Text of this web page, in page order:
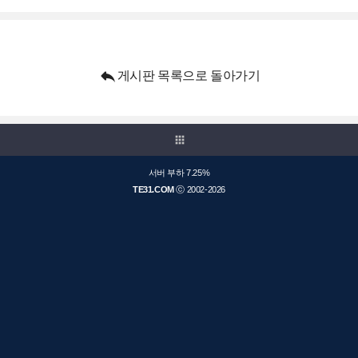
 게시판 목록으로 돌아가기
apps
서버 부하 7.25%
TE31.COMⓒ 2002-2026